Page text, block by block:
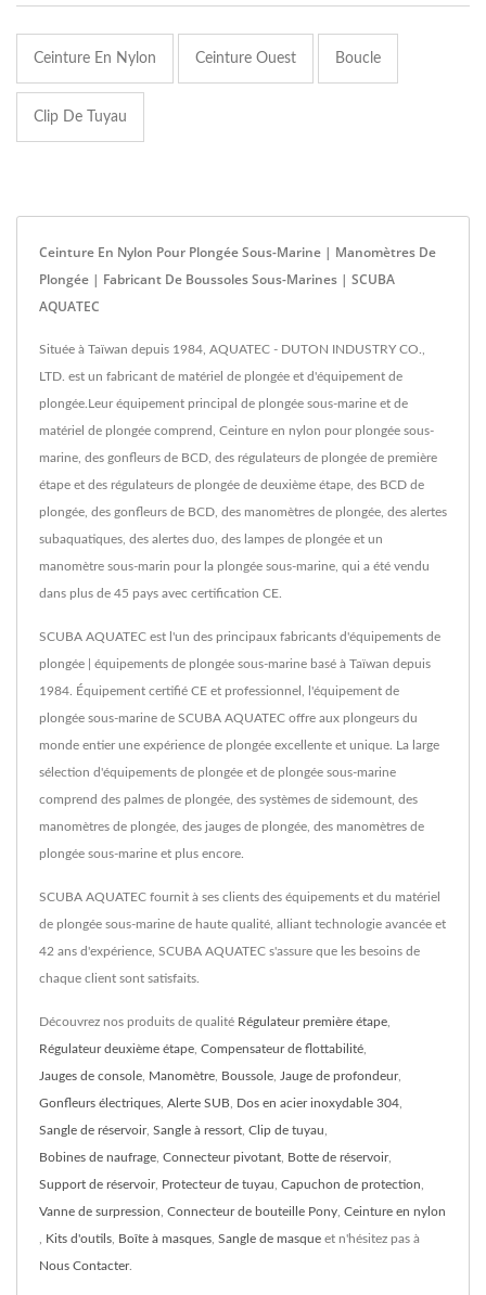
Ceinture En Nylon Ceinture Ouest Boucle
Clip De Tuyau
Ceinture En Nylon Pour Plongée Sous-Marine | Manomètres De
Plongée | Fabricant De Boussoles Sous-Marines | SCUBA
AQUATEC
Située à Taïwan depuis 1984, AQUATEC - DUTON INDUSTRY CO.,
LTD. est un fabricant de matériel de plongée et d'équipement de
plongée.Leur équipement principal de plongée sous-marine et de
matériel de plongée comprend, Ceinture en nylon pour plongée sous-
marine, des gonfleurs de BCD, des régulateurs de plongée de première
étape et des régulateurs de plongée de deuxième étape, des BCD de
plongée, des gonfleurs de BCD, des manomètres de plongée, des alertes
subaquatiques, des alertes duo, des lampes de plongée et un
manomètre sous-marin pour la plongée sous-marine, qui a été vendu
dans plus de 45 pays avec certification CE.
SCUBA AQUATEC est l'un des principaux fabricants d'équipements de
plongée | équipements de plongée sous-marine basé à Taïwan depuis
1984. Équipement certifié CE et professionnel, l'équipement de
plongée sous-marine de SCUBA AQUATEC offre aux plongeurs du
monde entier une expérience de plongée excellente et unique. La large
sélection d'équipements de plongée et de plongée sous-marine
comprend des palmes de plongée, des systèmes de sidemount, des
manomètres de plongée, des jauges de plongée, des manomètres de
plongée sous-marine et plus encore.
SCUBA AQUATEC fournit à ses clients des équipements et du matériel
de plongée sous-marine de haute qualité, alliant technologie avancée et
42 ans d'expérience, SCUBA AQUATEC s'assure que les besoins de
chaque client sont satisfaits.
Découvrez nos produits de qualité Régulateur première étape
Régulateur deuxième étape Compensateur de flottabilité
Jauges de console Manomètre Boussole Jauge de profondeur,
Gonfleurs électriques Alerte SUB Dos en acier inoxydable 304
Sangle de réservoir, Sangle à ressort Clip de tuyau
Bobines de naufrage Connecteur pivotant Botte de réservoir,
Support de réservoir, Protecteur de tuyau Capuchon de protection
Vanne de surpression Connecteur de bouteille Pony Ceinture en nylon
Kits d'outils Boîte à masques Sangle de masque et n'hésitez pas à
Nous Contacter.